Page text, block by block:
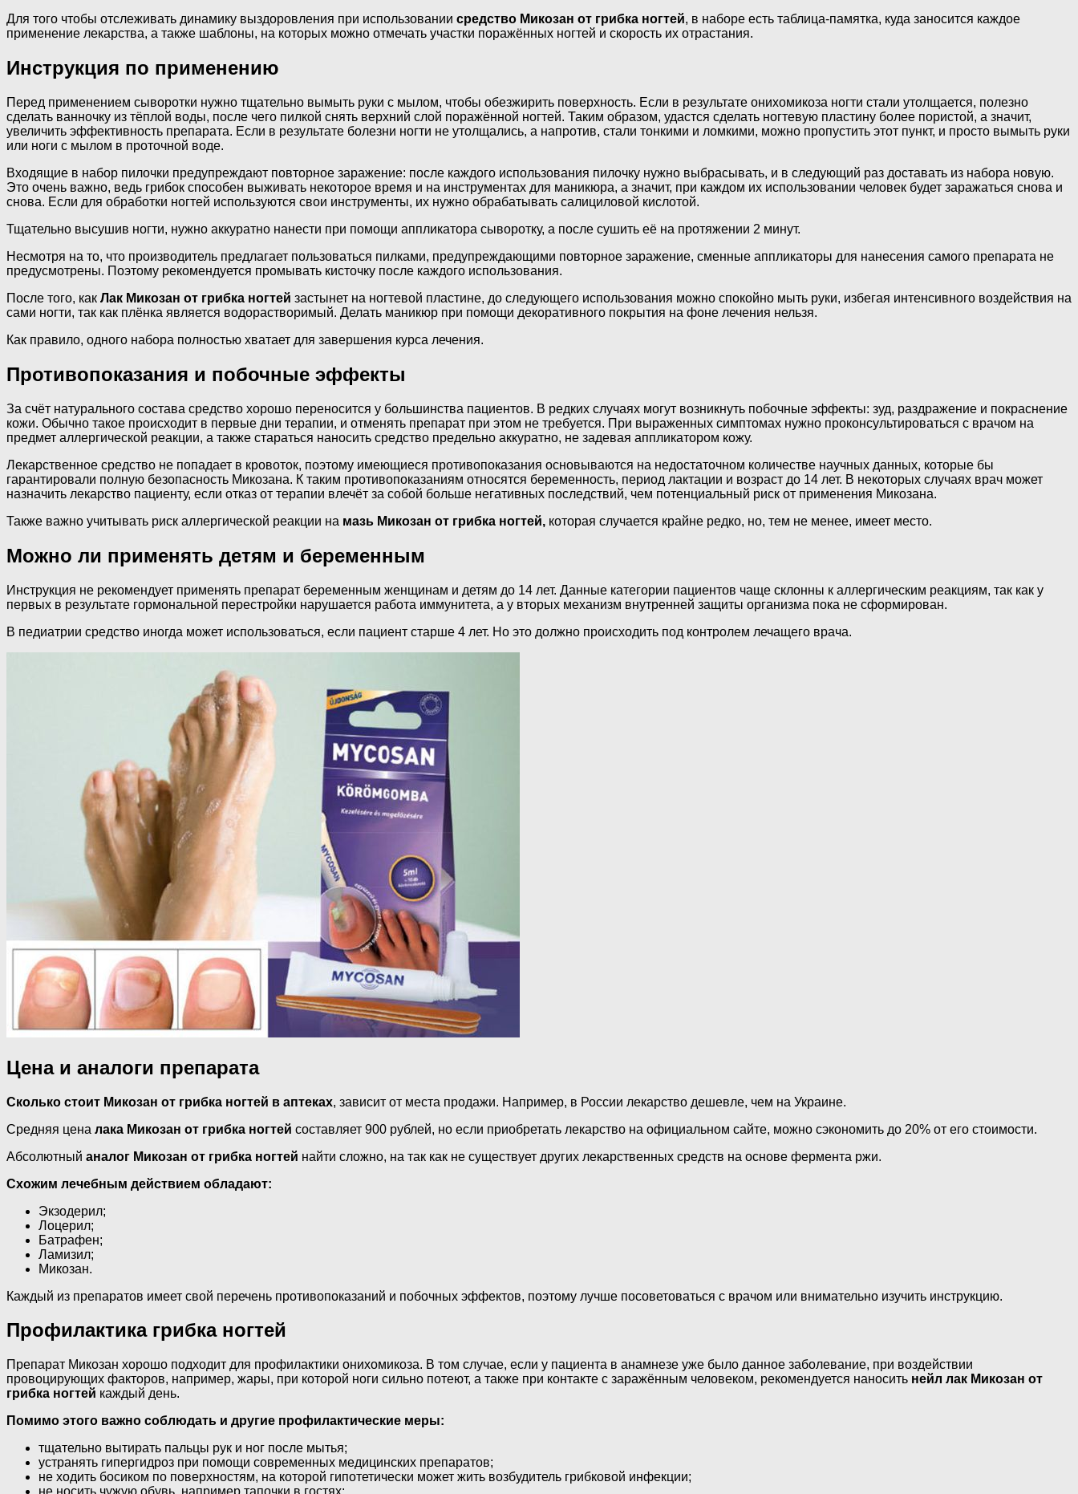
Для того чтобы отслеживать динамику выздоровления при использовании средство Микозан от грибка ногтей, в наборе есть таблица-памятка, куда заносится каждое
применение лекарства, а также шаблоны, на которых можно отмечать участки поражённых ногтей и скорость их отрастания.
Инструкция по применению
Перед применением сыворотки нужно тщательно вымыть руки с мылом, чтобы обезжирить поверхность. Если в результате онихомикоза ногти стали утолщается, полезно
сделать ванночку из тёплой воды, после чего пилкой снять верхний слой поражённой ногтей. Таким образом, удастся сделать ногтевую пластину более пористой, а значит,
увеличить эффективность препарата. Если в результате болезни ногти не утолщались, а напротив, стали тонкими и ломкими, можно пропустить этот пункт, и просто вымыть руки
или ноги с мылом в проточной воде.
Входящие в набор пилочки предупреждают повторное заражение: после каждого использования пилочку нужно выбрасывать, и в следующий раз доставать из набора новую.
Это очень важно, ведь грибок способен выживать некоторое время и на инструментах для маникюра, а значит, при каждом их использовании человек будет заражаться снова и
снова. Если для обработки ногтей используются свои инструменты, их нужно обрабатывать салициловой кислотой.
Тщательно высушив ногти, нужно аккуратно нанести при помощи аппликатора сыворотку, а после сушить её на протяжении 2 минут.
Несмотря на то, что производитель предлагает пользоваться пилками, предупреждающими повторное заражение, сменные аппликаторы для нанесения самого препарата не
предусмотрены. Поэтому рекомендуется промывать кисточку после каждого использования.
После того, как Лак Микозан от грибка ногтей застынет на ногтевой пластине, до следующего использования можно спокойно мыть руки, избегая интенсивного воздействия на
сами ногти, так как плёнка является водорастворимый. Делать маникюр при помощи декоративного покрытия на фоне лечения нельзя.
Как правило, одного набора полностью хватает для завершения курса лечения.
Противопоказания и побочные эффекты
За счёт натурального состава средство хорошо переносится у большинства пациентов. В редких случаях могут возникнуть побочные эффекты: зуд, раздражение и покраснение
кожи. Обычно такое происходит в первые дни терапии, и отменять препарат при этом не требуется. При выраженных симптомах нужно проконсультироваться с врачом на
предмет аллергической реакции, а также стараться наносить средство предельно аккуратно, не задевая аппликатором кожу.
Лекарственное средство не попадает в кровоток, поэтому имеющиеся противопоказания основываются на недостаточном количестве научных данных, которые бы
гарантировали полную безопасность Микозана. К таким противопоказаниям относятся беременность, период лактации и возраст до 14 лет. В некоторых случаях врач может
назначить лекарство пациенту, если отказ от терапии влечёт за собой больше негативных последствий, чем потенциальный риск от применения Микозана.
Также важно учитывать риск аллергической реакции на мазь Микозан от грибка ногтей, которая случается крайне редко, но, тем не менее, имеет место.
Можно ли применять детям и беременным
Инструкция не рекомендует применять препарат беременным женщинам и детям до 14 лет. Данные категории пациентов чаще склонны к аллергическим реакциям, так как у
первых в результате гормональной перестройки нарушается работа иммунитета, а у вторых механизм внутренней защиты организма пока не сформирован.
В педиатрии средство иногда может использоваться, если пациент старше 4 лет. Но это должно происходить под контролем лечащего врача.
Цена и аналоги препарата
Сколько стоит Микозан от грибка ногтей в аптеках, зависит от места продажи. Например, в России лекарство дешевле, чем на Украине.
Средняя цена лака Микозан от грибка ногтей составляет 900 рублей, но если приобретать лекарство на официальном сайте, можно сэкономить до 20% от его стоимости.
Абсолютный аналог Микозан от грибка ногтей найти сложно, на так как не существует других лекарственных средств на основе фермента ржи.
Схожим лечебным действием обладают:
Экзодерил;
Лоцерил;
Батрафен;
Ламизил;
Микозан.
Каждый из препаратов имеет свой перечень противопоказаний и побочных эффектов, поэтому лучше посоветоваться с врачом или внимательно изучить инструкцию.
Профилактика грибка ногтей
Препарат Микозан хорошо подходит для профилактики онихомикоза. В том случае, если у пациента в анамнезе уже было данное заболевание, при воздействии
провоцирующих факторов, например, жары, при которой ноги сильно потеют, а также при контакте с заражённым человеком, рекомендуется наносить нейл лак Микозан от
грибка ногтей каждый день.
Помимо этого важно соблюдать и другие профилактические меры:
тщательно вытирать пальцы рук и ног после мытья;
устранять гипергидроз при помощи современных медицинских препаратов;
не ходить босиком по поверхностям, на которой гипотетически может жить возбудитель грибковой инфекции;